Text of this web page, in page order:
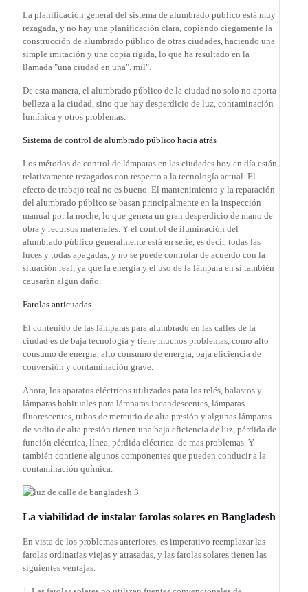
La planificación general del sistema de alumbrado público está muy
rezagada, y no hay una planificación clara, copiando ciegamente la
construcción de alumbrado público de otras ciudades, haciendo una
simple imitación y una copia rígida, lo que ha resultado en la
llamada "una ciudad en una". mil".
De esta manera, el alumbrado público de la ciudad no solo no aporta
belleza a la ciudad, sino que hay desperdicio de luz, contaminación
lumínica y otros problemas.
Sistema de control de alumbrado público hacia atrás
Los métodos de control de lámparas en las ciudades hoy en día están
relativamente rezagados con respecto a la tecnología actual. El
efecto de trabajo real no es bueno. El mantenimiento y la reparación
del alumbrado público se basan principalmente en la inspección
manual por la noche, lo que genera un gran desperdicio de mano de
obra y recursos materiales. Y el control de iluminación del
alumbrado público generalmente está en serie, es decir, todas las
luces y todas apagadas, y no se puede controlar de acuerdo con la
situación real, ya que la energía y el uso de la lámpara en sí también
causarán algún daño.
Farolas anticuadas
El contenido de las lámparas para alumbrado en las calles de la
ciudad es de baja tecnología y tiene muchos problemas, como alto
consumo de energía, alto consumo de energía, baja eficiencia de
conversión y contaminación grave.
Ahora, los aparatos eléctricos utilizados para los relés, balastos y
lámparas habituales para lámparas incandescentes, lámparas
fluorescentes, tubos de mercurio de alta presión y algunas lámparas
de sodio de alta presión tienen una baja eficiencia de luz, pérdida de
función eléctrica, línea, pérdida eléctrica. de mas problemas. Y
también contiene algunos componentes que pueden conducir a la
contaminación química.
La viabilidad de instalar farolas solares en Bangladesh
En vista de los problemas anteriores, es imperativo reemplazar las
farolas ordinarias viejas y atrasadas, y las farolas solares tienen las
siguientes ventajas.